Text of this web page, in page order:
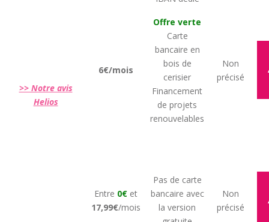
>> Notre avis
Helios
6€/mois
Offre verte
Carte
bancaire en
bois de
cerisier
Financement
de projets
renouvelables
Non
précisé
Entre 0€ et
17,99€/mois
Pas de carte
bancaire avec
la version
Non
précisé